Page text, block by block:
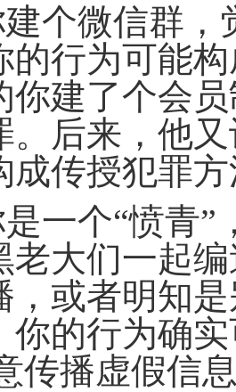
个微信群，
的行为可能
你建了个会
。后来，他
成传授犯罪
一个“愤青
老大们一起
，或者明知
你的行为确
传播虚假信